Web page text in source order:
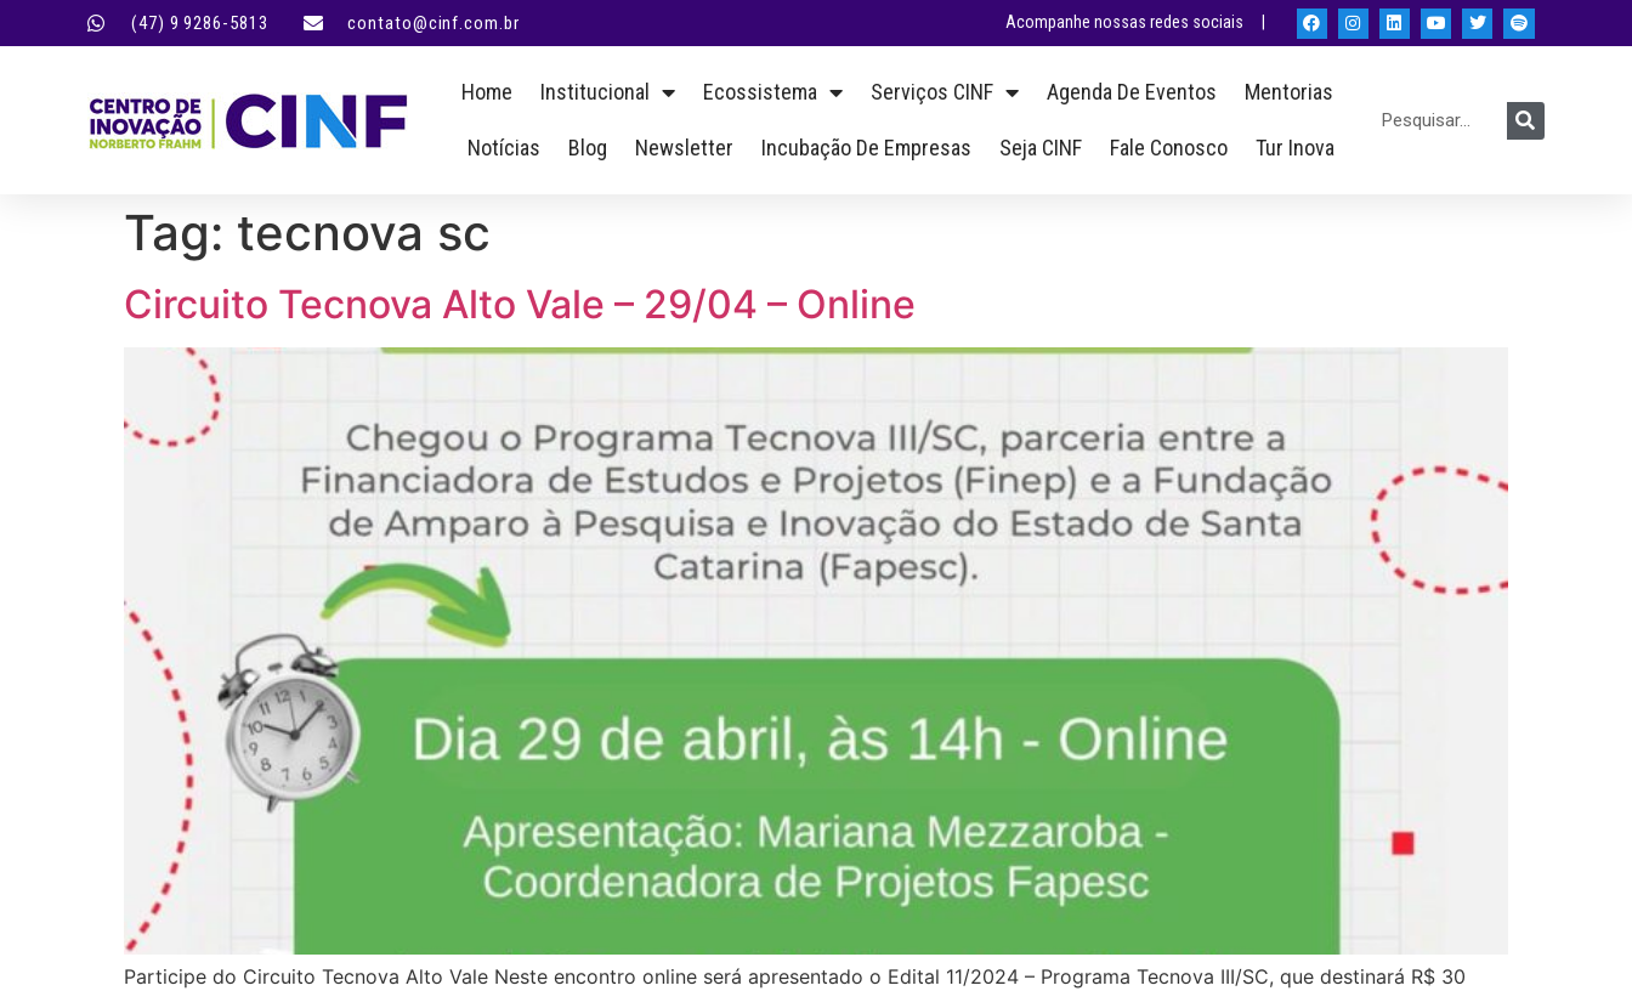
(47) 9 9286-5813 contato@cinf.com.br Acompanhe nossas redes sociais |
Home Institucional Ecossistema Serviços CINF Agenda De Eventos Mentorias
Notícias Blog Newsletter Incubação De Empresas Seja CINF Fale Conosco Tur Inova
Tag: tecnova sc
Circuito Tecnova Alto Vale – 29/04 – Online
Participe do Circuito Tecnova Alto Vale Neste encontro online será apresentado o Edital 11/2024 – Programa Tecnova III/SC, que destinará R$ 30